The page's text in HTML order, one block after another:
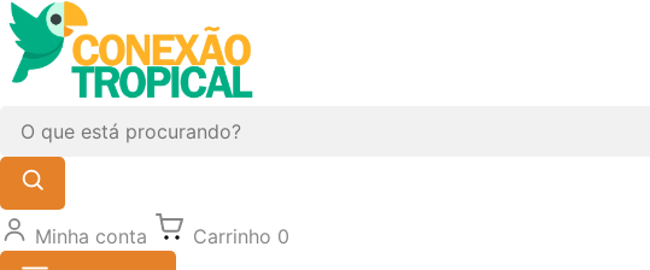
Minha conta Carrinho 0